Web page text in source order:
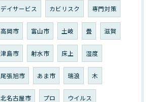
デイサービス カビリスク 専門対策
高岡市 富山市 土岐 畳 滋賀
津島市 射水市 床上 湿度
尾張旭市 あま市 瑞浪 木
北名古屋市 プロ ウイルス